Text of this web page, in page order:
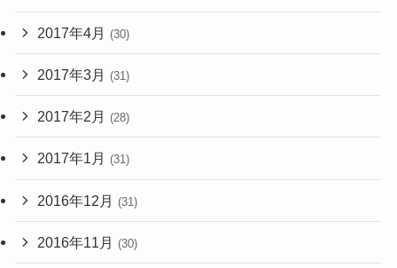
2017年4月 (30)
2017年3月 (31)
2017年2月 (28)
2017年1月 (31)
2016年12月 (31)
2016年11月 (30)